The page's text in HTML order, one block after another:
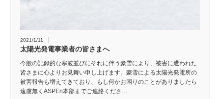
2021/1/11
太陽光発電事業者の皆さまへ
今般の記録的な寒波並びにそれに伴う豪雪により、被害に遭われた
皆さまに心よりお見舞い申し上げます。豪雪による太陽光発電所の
被害報告も増えてきており、もし何かお困りのことがありましたら
遠慮無くASPEn本部までご連絡くださ…